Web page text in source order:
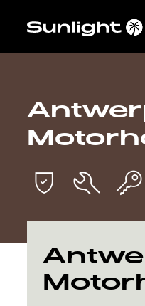
Modely
Servis